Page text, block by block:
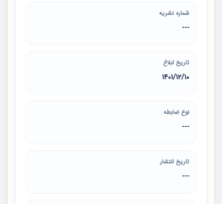
شماره نشریه
---
تاریخ ابلاغ
1401/12/10
نوع ضابطه
---
تاریخ انتشار
---